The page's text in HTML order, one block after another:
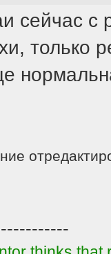
сейчас с
только